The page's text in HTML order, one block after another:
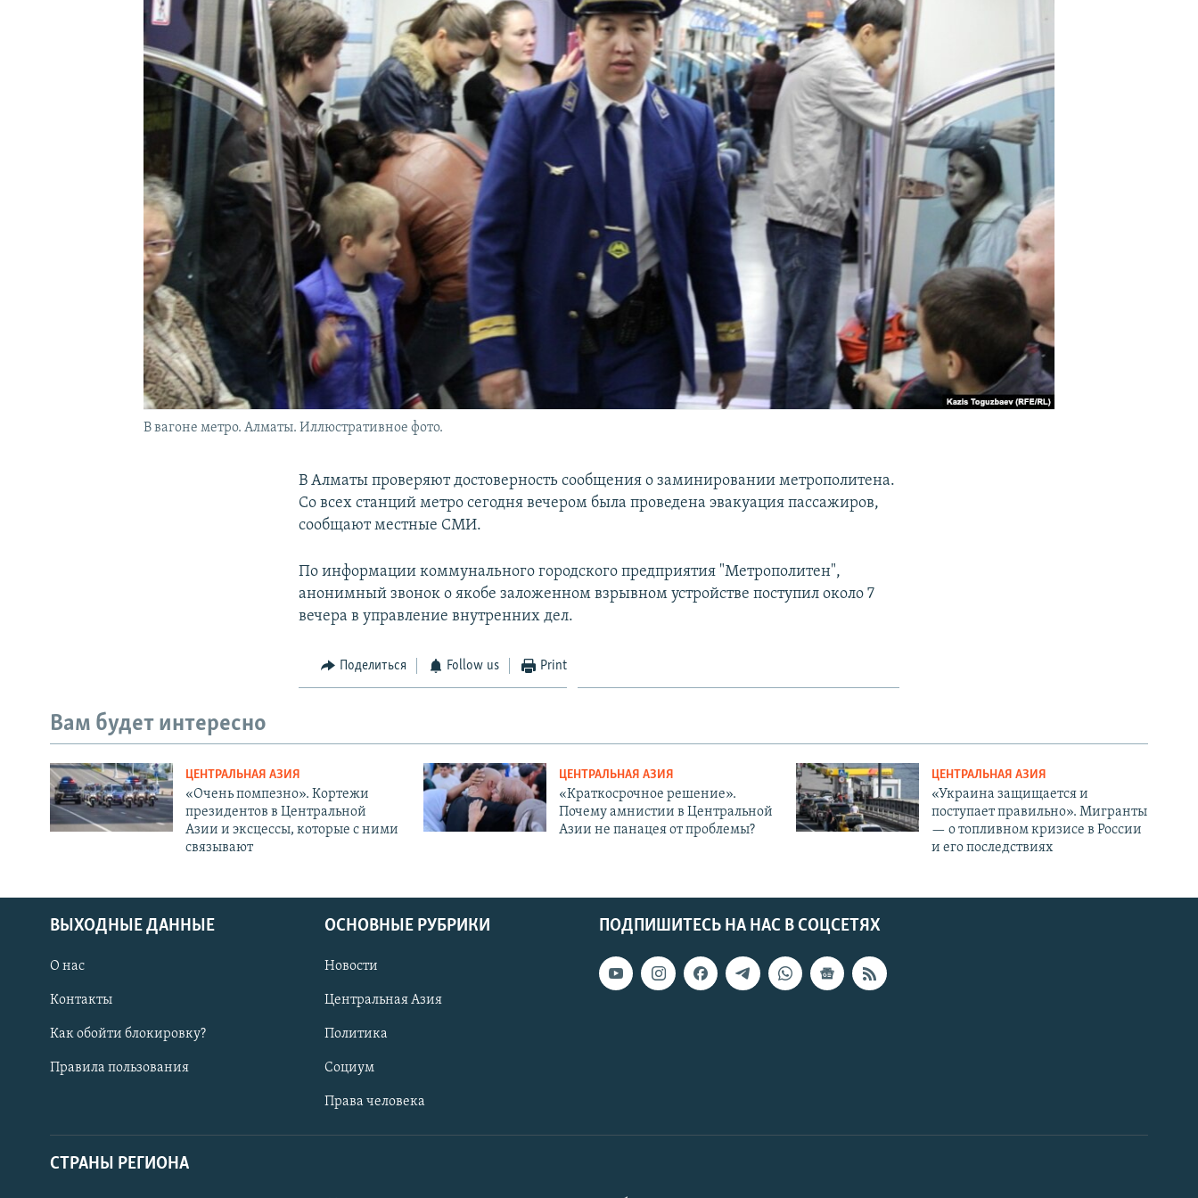
В вагоне метро. Алматы. Иллюстративное фото.
В Алматы проверяют достоверность сообщения о заминировании метрополитена.
Со всех станций метро сегодня вечером была проведена эвакуация пассажиров,
сообщают местные СМИ.
По информации коммунального городского предприятия "Метрополитен",
анонимный звонок о якобе заложенном взрывном устройстве поступил около 7
вечера в управление внутренних дел.
Поделиться Follow us Print
Вам будет интересно
ЦЕНТРАЛЬНАЯ АЗИЯ
«Очень помпезно». Кортежи
президентов в Центральной
Азии и эксцессы, которые с ними
связывают
ЦЕНТРАЛЬНАЯ АЗИЯ
«Краткосрочное решение».
Почему амнистии в Центральной
Азии не панацея от проблемы?
ЦЕНТРАЛЬНАЯ АЗИЯ
«Украина защищается и
поступает правильно». Мигранты
— о топливном кризисе в России
и его последствиях
ПОДПИШИТЕСЬ НА НАС В СОЦСЕТЯХ
ВЫХОДНЫЕ ДАННЫЕ
О нас
Контакты
Как обойти блокировку?
Правила пользования
ОСНОВНЫЕ РУБРИКИ
Новости
Центральная Азия
Политика
Социум
Права человека
СТРАНЫ РЕГИОНА